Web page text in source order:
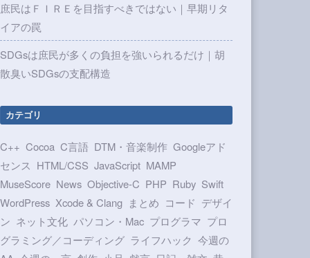
庶民はＦＩＲＥを目指すべきではない｜早期リタ
イアの罠
SDGsは庶民が多くの負担を強いられるだけ｜胡
散臭いSDGsの支配構造
カテゴリ
C++ Cocoa C言語 DTM・音楽制作 Googleアド
センス HTML/CSS JavaScript MAMP
MuseScore News Objective-C PHP Ruby Swift
WordPress Xcode & Clang まとめ コード デザイ
ン ネット文化 パソコン・Mac プログラマ プロ
グラミング／コーディング ライフハック 今週の